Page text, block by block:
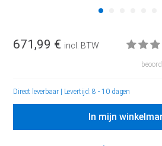
671,99 € incl. BTW
Direct leverbaar Levertijd: 8 - 10 dagen
In mijn